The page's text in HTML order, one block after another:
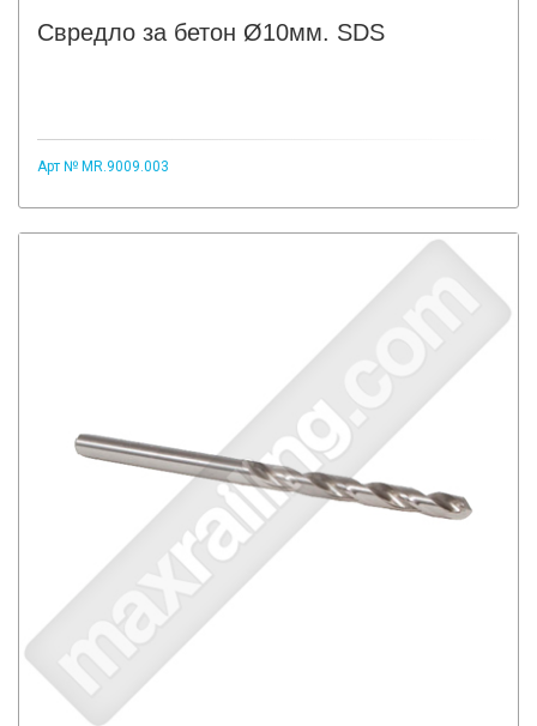
Свредло за бетон Ø10мм. SDS
Арт № MR.9009.003